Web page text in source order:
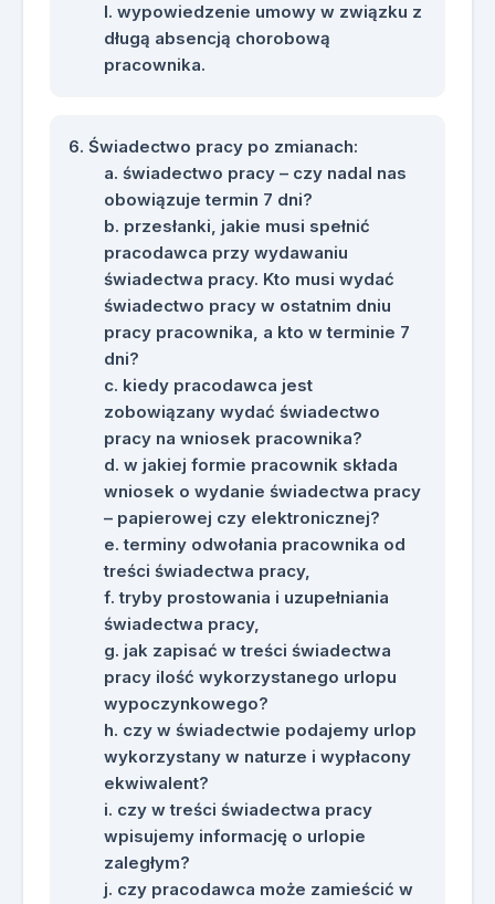
wypowiedzenie umowy w związku z
długą absencją chorobową
pracownika.
Świadectwo pracy po zmianach:
świadectwo pracy – czy nadal nas
obowiązuje termin 7 dni?
przesłanki, jakie musi spełnić
pracodawca przy wydawaniu
świadectwa pracy. Kto musi wydać
świadectwo pracy w ostatnim dniu
pracy pracownika, a kto w terminie 7
dni?
kiedy pracodawca jest
zobowiązany wydać świadectwo
pracy na wniosek pracownika?
w jakiej formie pracownik składa
wniosek o wydanie świadectwa pracy
– papierowej czy elektronicznej?
terminy odwołania pracownika od
treści świadectwa pracy,
tryby prostowania i uzupełniania
świadectwa pracy,
jak zapisać w treści świadectwa
pracy ilość wykorzystanego urlopu
wypoczynkowego?
czy w świadectwie podajemy urlop
wykorzystany w naturze i wypłacony
ekwiwalent?
czy w treści świadectwa pracy
wpisujemy informację o urlopie
zaległym?
czy pracodawca może zamieścić w